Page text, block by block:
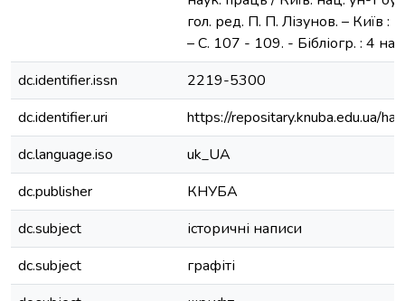
гол. ред. П. П. Лізунов. – Київ
– С. 107 - 109. - Бібліогр. : 4
dc.identifier.issn
2219-5300
dc.identifier.uri
https://repositary.knuba.edu.ua/
dc.language.iso
uk_UA
dc.publisher
КНУБА
dc.subject
історичні написи
dc.subject
графіті